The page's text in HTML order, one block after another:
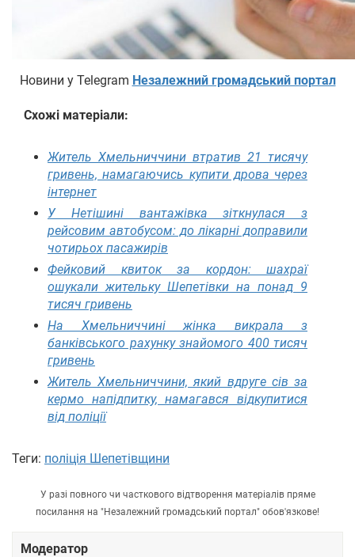
Новини у Telegram Незалежний громадський портал
Схожі матеріали:
Житель Хмельниччини втратив 21 тисячу
гривень, намагаючись купити дрова через
інтернет
У Нетішині вантажівка зіткнулася з
рейсовим автобусом: до лікарні доправили
чотирьох пасажирів
Фейковий квиток за кордон: шахраї
ошукали жительку Шепетівки на понад 9
тисяч гривень
На Хмельниччині жінка викрала з
банківського рахунку знайомого 400 тисяч
гривень
Житель Хмельниччини, який вдруге сів за
кермо напідпитку, намагався відкупитися
від поліції
Теги: поліція Шепетівщини
У разі повного чи часткового відтворення матеріалів пряме
посилання на "Незалежний громадський портал" обов'язкове!
Модератор